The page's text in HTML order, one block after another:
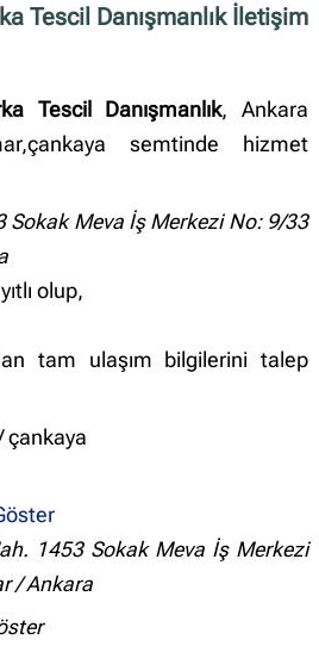
Tescil Danışmanlık İletişim
Tescil Danışmanlık, Ankara
semtinde hizmet
Sokak Meva İş Merkezi No: 9/33
olup,
tam ulaşım bilgilerini talep
çankaya
1453 Sokak Meva İş Merkezi
/ Ankara